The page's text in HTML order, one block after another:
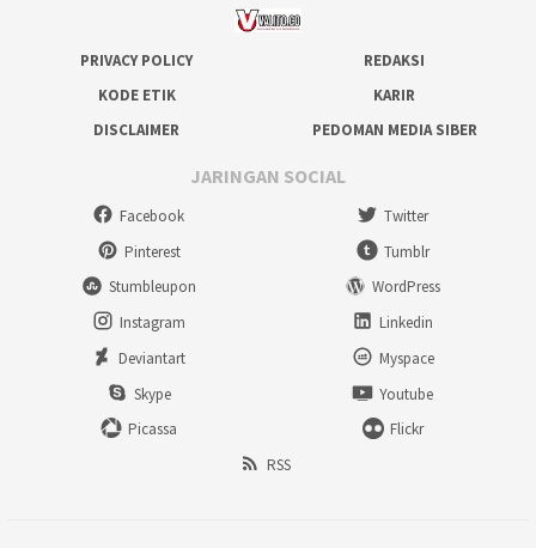
PRIVACY POLICY
REDAKSI
KODE ETIK
KARIR
DISCLAIMER
PEDOMAN MEDIA SIBER
JARINGAN SOCIAL
Facebook
Twitter
Pinterest
Tumblr
Stumbleupon
WordPress
Instagram
Linkedin
Deviantart
Myspace
Skype
Youtube
Picassa
Flickr
RSS